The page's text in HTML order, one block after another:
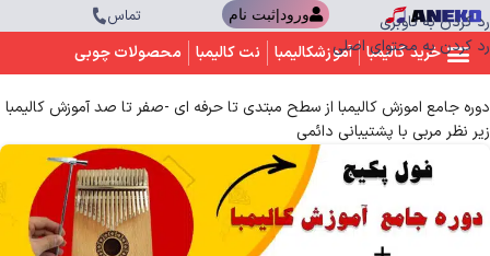
رد کردن به ناوبری
رد کردن به محتوای اصلی
ورود|ثبت نام تماس
خرید کالیمبا آموزشکالیمبا نت کالیمبا محصولات چوبی
دوره جامع اموزش کالیمبا از سطح مبتدی تا حرفه ای -صفر تا صد آموزش کالیمبا
زیر نظر مربی با پشتیبانی دائمی